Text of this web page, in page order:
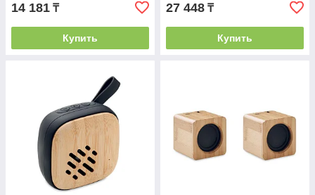
14 181 ₸
Купить
27 448 ₸
Купить